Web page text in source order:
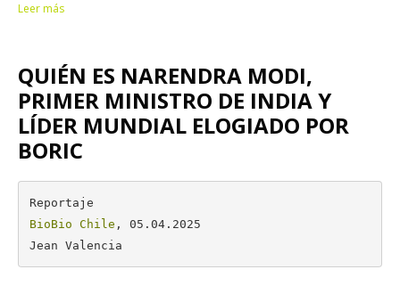
Leer más
QUIÉN ES NARENDRA MODI,
PRIMER MINISTRO DE INDIA Y
LÍDER MUNDIAL ELOGIADO POR
BORIC
BioBio Chile , 05.04.2025
Jean Valencia